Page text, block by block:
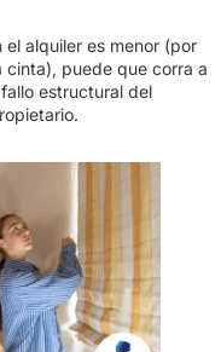
el alquiler es menor (por
cinta), puede que corra a
estructural del